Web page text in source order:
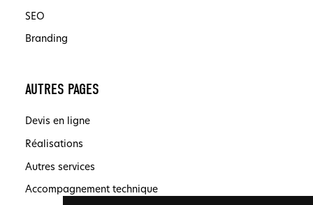
SEO
Branding
AUTRES PAGES
Devis en ligne
Réalisations
Autres services
Accompagnement technique